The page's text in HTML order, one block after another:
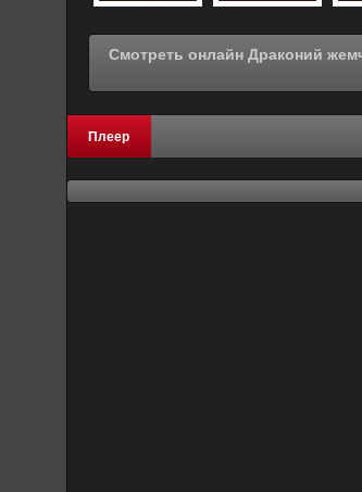
Смотреть онлайн Драконий жемчуг Зет 7: Супер Андроид 13 (1992) в хорошем
Плеер